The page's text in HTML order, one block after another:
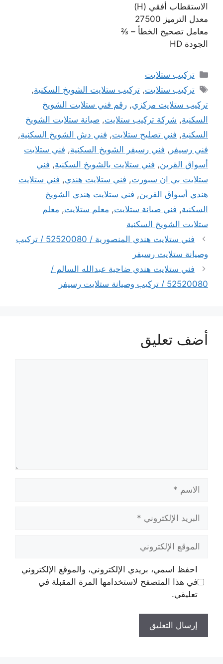
الاستقطاب أفقي (H)
معدل الترميز 27500
معامل تصحيح الخطأ – ⅔
الجودة HD
التصنيفات
تركيب ستلايت
الوسوم
تركيب ستلايت,تركيب ستلايت الشويخ السكنية,
تركيب ستلايت مركزي, رقم فني ستلايت الشويخ
السكنية, شركة تركيب ستلايت, صيانة ستلايت الشويخ
السكنية, فني تصليح ستلايت, فني دش الشويخ السكنية,
فني رسيفر , فني رسيفر الشويخ السكنية, فني ستلايت
أسواق القرين, فني ستلايت بالشويخ السكنية, فني
ستلايت بي ان سبورت, فني ستلايت هندي, فني ستلايت
هندي أسواق القرين, فني ستلايت هندي الشويخ
السكنية, فني صيانة ستلايت, معلم ستلايت, معلم
ستلايت الشويخ السكنية
فني ستلايت هندي المنصورية / 52520080 / تركيب
وصيانة ستلايت رسيفر
فني ستلايت هندي ضاحية عبدالله السالم /
52520080 / تركيب وصيانة ستلايت رسيفر
أضف تعليق
الاسم
البريد
الإلكتروني
الموقع
الإلكتروني
احفظ اسمي، بريدي الإلكتروني، والموقع الإلكتروني
في هذا المتصفح لاستخدامها المرة المقبلة في
تعليقي.